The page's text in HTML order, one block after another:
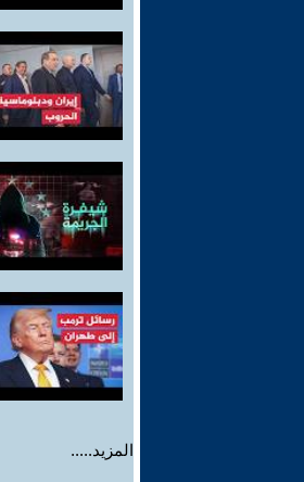
المزيد.....